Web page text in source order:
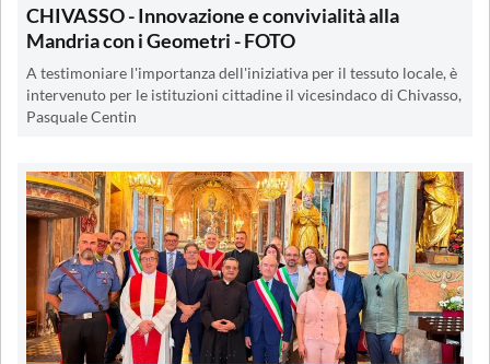
CHIVASSO - Innovazione e convivialità alla
Mandria con i Geometri - FOTO
A testimoniare l'importanza dell'iniziativa per il tessuto locale, è
intervenuto per le istituzioni cittadine il vicesindaco di Chivasso,
Pasquale Centin